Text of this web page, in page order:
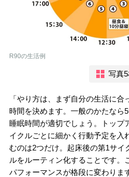
R90の生活例
写真
「やり方は、まず自分の生活に
時間を決めます。一般のかたなら
睡眠時間が適切でしょう。トップ
イクルごとに細かく行動予定を入
むのは2つだけ。起床後の第1サイ
ルをルーティン化することです。
パフォーマンスが格段に変わりま